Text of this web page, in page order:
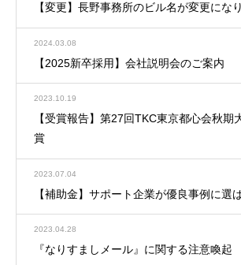
【変更】長野事務所のビル名が変更にな
2024.03.08
【2025新卒採用】会社説明会のご案内
2023.10.19
【受賞報告】第27回TKC東京都心会秋期
賞
2023.07.04
【補助金】サポート企業が優良事例に選
2023.04.28
『なりすましメール』に関する注意喚起